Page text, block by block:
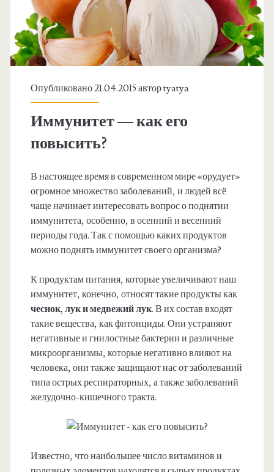
Опубликовано 21.04.2015 авторtyatya
Иммунитет — как его
повысить?
В настоящее время в современном мире «орудует»
огромное множество заболеваний, и людей всё
чаще начинает интересовать вопрос о поднятии
иммунитета, особенно, в осенний и весенний
периоды года. Так с помощью каких продуктов
можно поднять иммунитет своего организма?
К продуктам питания, которые увеличивают наш
иммунитет, конечно, относят такие продукты как
чеснок, лук и медвежий лук. В их состав входят
такие вещества, как фитонциды. Они устраняют
негативные и гнилостные бактерии и различные
микроорганизмы, которые негативно влияют на
человека, они также защищают нас от заболеваний
типа острых респираторных, а также заболеваний
желудочно-кишечного тракта.
Известно, что наибольшее число витаминов и